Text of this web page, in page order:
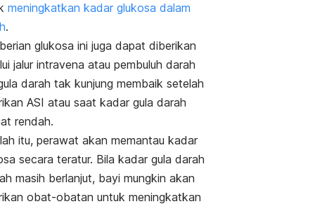
meningkatkan kadar glukosa dalam
.
glukosa ini juga dapat diberikan
jalur intravena atau pembuluh darah
darah tak kunjung membaik setelah
ASI atau saat kadar gula darah
rendah.
itu, perawat akan memantau kadar
secara teratur. Bila kadar gula darah
masih berlanjut, bayi mungkin akan
obat-obatan untuk meningkatkan